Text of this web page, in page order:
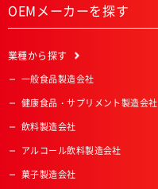
OEMメーカーを探す
業種から探す
一般食品製造会社
健康食品・サプリメント製造会社
飲料製造会社
アルコール飲料製造会社
菓子製造会社